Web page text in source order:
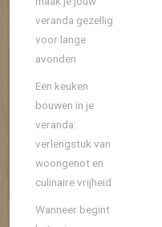
veranda gezellig
voor lange
avonden
Een keuken
bouwen in je
veranda:
verlengstuk van
woongenot en
culinaire vrijheid
Wanneer begint